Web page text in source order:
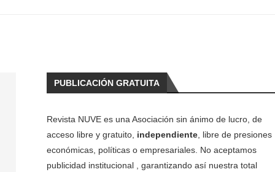
PUBLICACIÓN GRATUITA
Revista NUVE es una Asociación sin ánimo de lucro, de
acceso libre y gratuito, independiente, libre de presiones
económicas, políticas o empresariales. No aceptamos
publicidad institucional , garantizando así nuestra total